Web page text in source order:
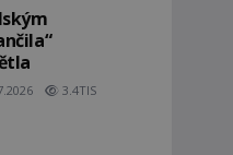
3.4TIS